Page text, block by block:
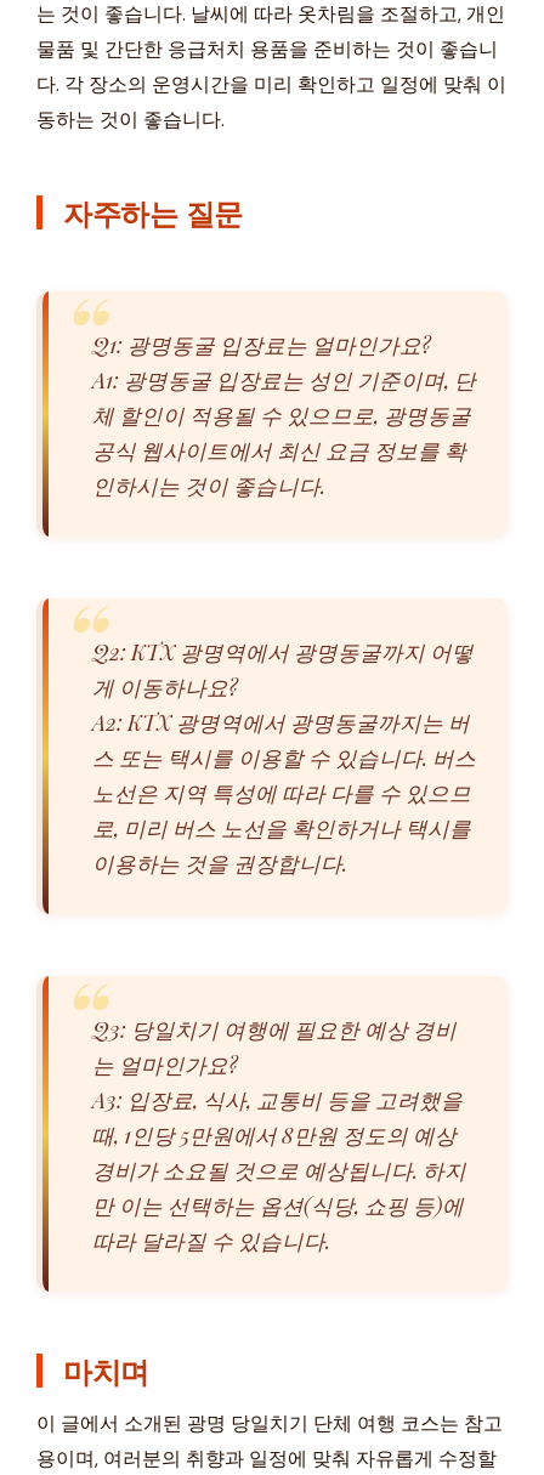
는 것이 좋습니다. 날씨에 따라 옷차림을 조절하고, 개인
물품 및 간단한 응급처치 용품을 준비하는 것이 좋습니
다. 각 장소의 운영시간을 미리 확인하고 일정에 맞춰 이
동하는 것이 좋습니다.
자주하는 질문
Q1: 광명동굴 입장료는 얼마인가요?
A1: 광명동굴 입장료는 성인 기준이며, 단
체 할인이 적용될 수 있으므로, 광명동굴
공식 웹사이트에서 최신 요금 정보를 확
인하시는 것이 좋습니다.
Q2: KTX 광명역에서 광명동굴까지 어떻
게 이동하나요?
A2: KTX 광명역에서 광명동굴까지는 버
스 또는 택시를 이용할 수 있습니다. 버스
노선은 지역 특성에 따라 다를 수 있으므
로, 미리 버스 노선을 확인하거나 택시를
이용하는 것을 권장합니다.
Q3: 당일치기 여행에 필요한 예상 경비
는 얼마인가요?
A3: 입장료, 식사, 교통비 등을 고려했을
때, 1인당 5만원에서 8만원 정도의 예상
경비가 소요될 것으로 예상됩니다. 하지
만 이는 선택하는 옵션(식당, 쇼핑 등)에
따라 달라질 수 있습니다.
마치며
이 글에서 소개된 광명 당일치기 단체 여행 코스는 참고
용이며, 여러분의 취향과 일정에 맞춰 자유롭게 수정할